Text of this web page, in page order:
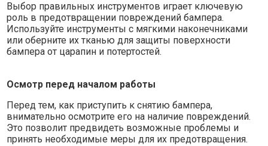
Выбор правильных инструментов играет ключевую
роль в предотвращении повреждений бампера.
Используйте инструменты с мягкими наконечниками
или оберните их тканью для защиты поверхности
бампера от царапин и потертостей.
Осмотр перед началом работы
Перед тем, как приступить к снятию бампера,
внимательно осмотрите его на наличие повреждений.
Это позволит предвидеть возможные проблемы и
принять необходимые меры для их предотвращения.